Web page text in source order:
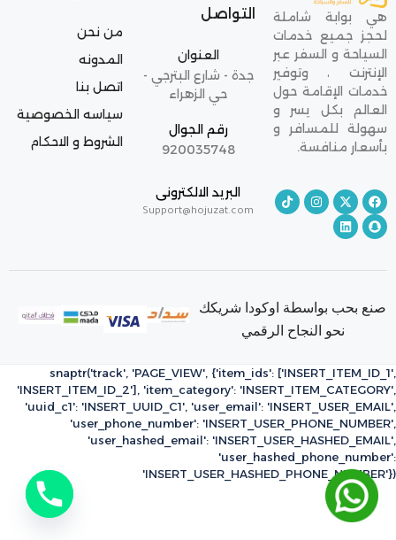
هي بوابة شاملة
لحجز جميع خدمات
السياحة و السفر عبر
الإنترنت ، وتوفير
خدمات الإقامة حول
العالم بكل يسر و
سهولة للمسافر و
بأسعار منافسة.
التواصل
العنوان
جدة - شارع البترجي -
حي الزهراء
رقم الجوال
920035748
البريد الالكترونى
Support@hojuzat.com
من نحن
المدونه
اتصل بنا
سياسه الخصوصية
الشروط و الاحكام
صنع بحب بواسطة اوكودا شريكك
نحو النجاح الرقمي
snaptr('track', 'PAGE_VIEW', {'item_ids': ['INSERT_ITEM_ID_1',
'INSERT_ITEM_ID_2'], 'item_category': 'INSERT_ITEM_CATEGORY',
'uuid_c1': 'INSERT_UUID_C1', 'user_email': 'INSERT_USER_EMAIL',
'user_phone_number': 'INSERT_USER_PHONE_NUMBER',
'user_hashed_email': 'INSERT_USER_HASHED_EMAIL',
'user_hashed_phone_number':
'INSERT_USER_HASHED_PHONE_NUMBER'})